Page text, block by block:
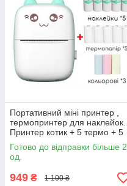
Портативний міні принтер ,
термопринтер для наклейок.
Принтер котик + 5 термо + 5
наклейок + 3 кольорові. Синій
Готово до відправки більше 2
од.
949 ₴ 1 100 ₴